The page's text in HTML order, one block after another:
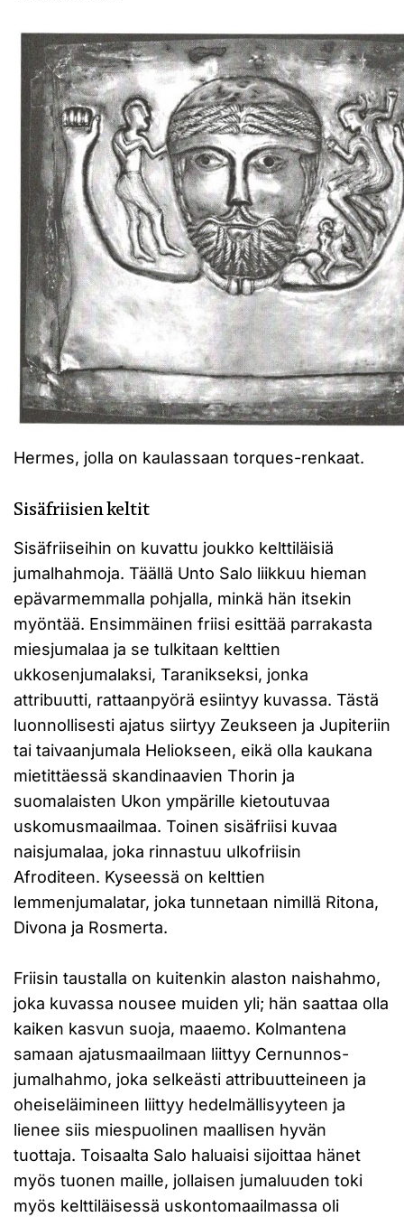
Hermes, jolla on kaulassaan torques-renkaat.
Sisäfriisien keltit
Sisäfriiseihin on kuvattu joukko kelttiläisiä
jumalhahmoja. Täällä Unto Salo liikkuu hieman
epävarmemmalla pohjalla, minkä hän itsekin
myöntää. Ensimmäinen friisi esittää parrakasta
miesjumalaa ja se tulkitaan kelttien
ukkosenjumalaksi, Taranikseksi, jonka
attribuutti, rattaanpyörä esiintyy kuvassa. Tästä
luonnollisesti ajatus siirtyy Zeukseen ja Jupiteriin
tai taivaanjumala Heliokseen, eikä olla kaukana
mietittäessä skandinaavien Thorin ja
suomalaisten Ukon ympärille kietoutuvaa
uskomusmaailmaa. Toinen sisäfriisi kuvaa
naisjumalaa, joka rinnastuu ulkofriisin
Afroditeen. Kyseessä on kelttien
lemmenjumalatar, joka tunnetaan nimillä Ritona,
Divona ja Rosmerta.
Friisin taustalla on kuitenkin alaston naishahmo,
joka kuvassa nousee muiden yli; hän saattaa olla
kaiken kasvun suoja, maaemo. Kolmantena
samaan ajatusmaailmaan liittyy Cernunnos-
jumalhahmo, joka selkeästi attribuutteineen ja
oheiseläimineen liittyy hedelmällisyyteen ja
lienee siis miespuolinen maallisen hyvän
tuottaja. Toisaalta Salo haluaisi sijoittaa hänet
myös tuonen maille, jollaisen jumaluuden toki
myös kelttiläisessä uskontomaailmassa oli